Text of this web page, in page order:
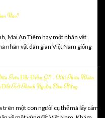
Nào?
Mai An Tiêm hay một nhân vật
nhân vật dân gian Việt Nam giống
Trên Đặc Điểm Gì? – Khi Thiên Nhiên
Trở Thành Nguồn Cảm Hứng
trên một con người cụ thể mà lấy cảm